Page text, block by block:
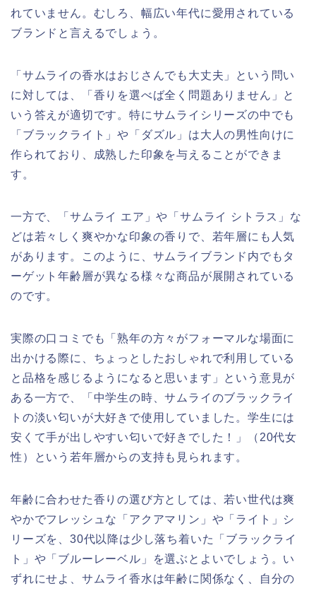
れていません。むしろ、幅広い年代に愛用されている
ブランドと言えるでしょう。
「サムライの香水はおじさんでも大丈夫」という問い
に対しては、「香りを選べば全く問題ありません」と
いう答えが適切です。特にサムライシリーズの中でも
「ブラックライト」や「ダズル」は大人の男性向けに
作られており、成熟した印象を与えることができま
す。
一方で、「サムライ エア」や「サムライ シトラス」な
どは若々しく爽やかな印象の香りで、若年層にも人気
があります。このように、サムライブランド内でもタ
ーゲット年齢層が異なる様々な商品が展開されている
のです。
実際の口コミでも「熟年の方々がフォーマルな場面に
出かける際に、ちょっとしたおしゃれで利用している
と品格を感じるようになると思います」という意見が
ある一方で、「中学生の時、サムライのブラックライ
トの淡い匂いが大好きで使用していました。学生には
安くて手が出しやすい匂いで好きでした！」（20代女
性）という若年層からの支持も見られます。
年齢に合わせた香りの選び方としては、若い世代は爽
やかでフレッシュな「アクアマリン」や「ライト」シ
リーズを、30代以降は少し落ち着いた「ブラックライ
ト」や「ブルーレーベル」を選ぶとよいでしょう。い
ずれにせよ、サムライ香水は年齢に関係なく、自分の